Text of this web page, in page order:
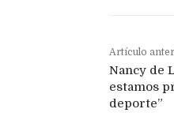
Artículo
Nancy de
estamos
deporte”